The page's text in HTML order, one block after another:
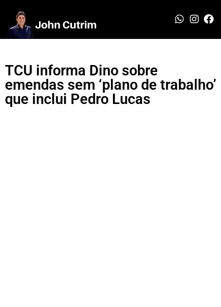
TCU informa Dino sobre
emendas sem ‘plano de trabalho’
que inclui Pedro Lucas